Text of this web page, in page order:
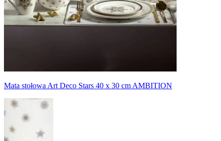
Mata stołowa Art Deco Stars 40 x 30 cm AMBITION